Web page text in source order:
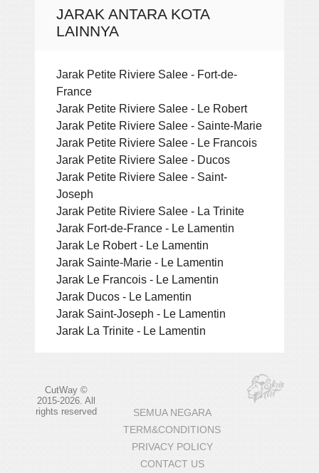
JARAK ANTARA KOTA
LAINNYA
Jarak Petite Riviere Salee - Fort-de-
France
Jarak Petite Riviere Salee - Le Robert
Jarak Petite Riviere Salee - Sainte-Marie
Jarak Petite Riviere Salee - Le Francois
Jarak Petite Riviere Salee - Ducos
Jarak Petite Riviere Salee - Saint-
Joseph
Jarak Petite Riviere Salee - La Trinite
Jarak Fort-de-France - Le Lamentin
Jarak Le Robert - Le Lamentin
Jarak Sainte-Marie - Le Lamentin
Jarak Le Francois - Le Lamentin
Jarak Ducos - Le Lamentin
Jarak Saint-Joseph - Le Lamentin
Jarak La Trinite - Le Lamentin
CutWay ©
2015-2026. All
rights reserved
SEMUA NEGARA
TERM&CONDITIONS
PRIVACY POLICY
CONTACT US